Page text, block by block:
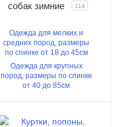
собак зимние
114
Одежда для мелких и
средних пород, размеры
по спинке от 18 до 45см
Одежда для крупных
пород, размеры по спинке
от 40 до 85см